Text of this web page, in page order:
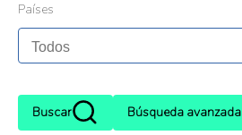
Países
Buscar Búsqueda avanzada